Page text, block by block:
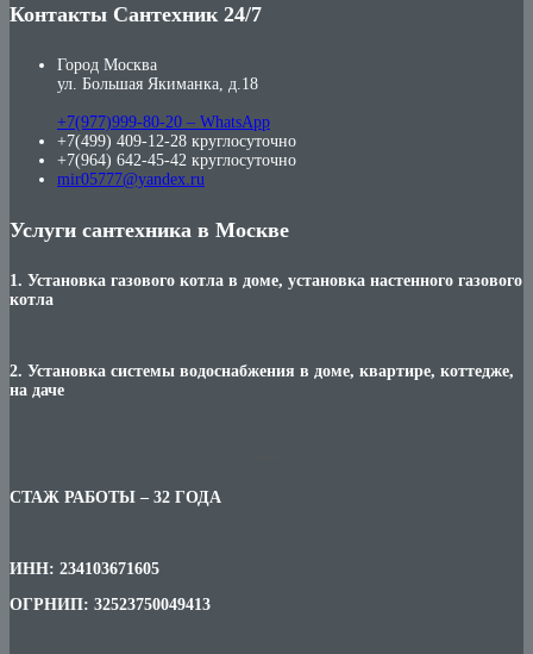
Контакты Сантехник 24/7
Город Москва
ул. Большая Якиманка, д.18
+7(977)999-80-20 – WhatsApp
+7(499) 409-12-28 круглосуточно
+7(964) 642-45-42 круглосуточно
mir05777@yandex.ru
Услуги сантехника в Москве
1. Установка газового котла в доме, установка настенного газового
котла
2. Установка системы водоснабжения в доме, квартире, коттедже,
на даче
СТАЖ РАБОТЫ – 32 ГОДА
ИНН: 234103671605
ОГРНИП: 32523750049413